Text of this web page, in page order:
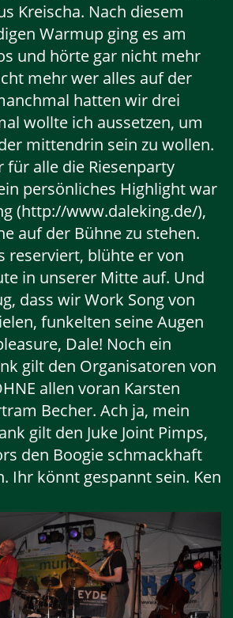
Kreischa. Nach diesem
Warmup ging es am
und hörte gar nicht mehr
mehr wer alles auf der
hatten wir drei
wollte ich aussetzen, um
mittendrin sein zu wollen.
für alle die Riesenparty
persönliches Highlight war
(http://www.daleking.de/),
auf der Bühne zu stehen.
reserviert, blühte er von
in unserer Mitte auf. Und
dass wir Work Song von
funkelten seine Augen
Dale! Noch ein
gilt den Organisatoren von
allen voran Karsten
Becher. Ach ja, mein
gilt den Juke Joint Pimps,
den Boogie schmackhaft
Ihr könnt gespannt sein. Ken